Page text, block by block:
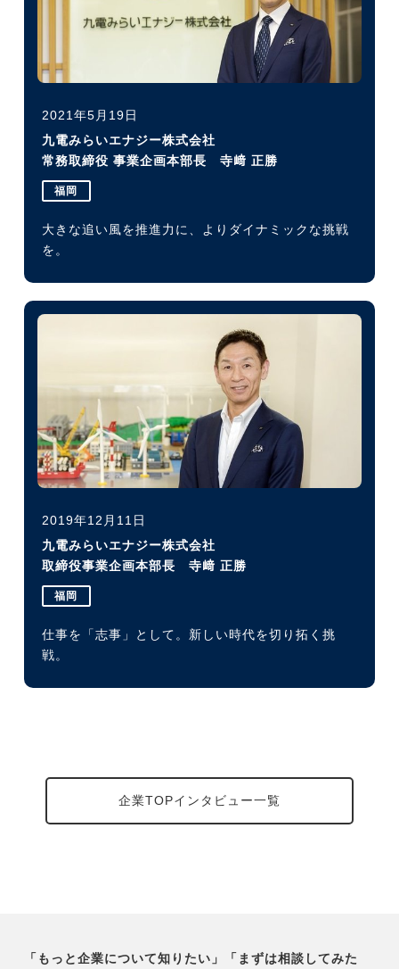
2021年5月19日
九電みらいエナジー株式会社
常務取締役 事業企画本部長 寺﨑 正勝
福岡
大きな追い風を推進力に、よりダイナミックな挑戦
を。
2019年12月11日
九電みらいエナジー株式会社
取締役事業企画本部長 寺﨑 正勝
福岡
仕事を「志事」として。新しい時代を切り拓く挑
戦。
企業TOPインタビュー一覧
「もっと企業について知りたい」「まずは相談してみた